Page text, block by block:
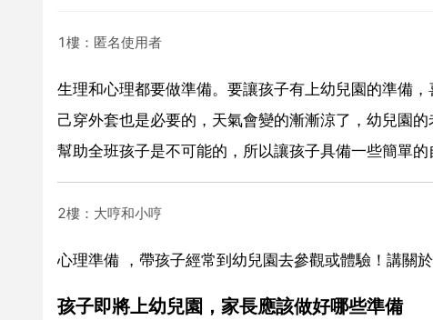
1樓：匿名使用者
生理和心理都要做準備。要讓孩子有上幼兒園的準備
己穿外套也是必要的，天氣會變的漸漸涼了，幼兒園
幫助全班孩子是不可能的，所以讓孩子具備一些簡單的
2樓：大哼和小哼
心理準備 ，帶孩子經常到幼兒園去參觀或體驗！講關
孩子即將上幼兒園，家長應該做好哪些準備